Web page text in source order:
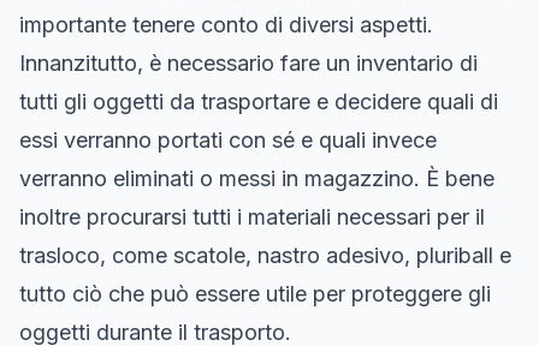
importante tenere conto di diversi aspetti.
Innanzitutto, è necessario fare un inventario di
tutti gli oggetti da trasportare e decidere quali di
essi verranno portati con sé e quali invece
verranno eliminati o messi in magazzino. È bene
inoltre procurarsi tutti i materiali necessari per il
trasloco, come scatole, nastro adesivo, pluriball e
tutto ciò che può essere utile per proteggere gli
oggetti durante il trasporto.